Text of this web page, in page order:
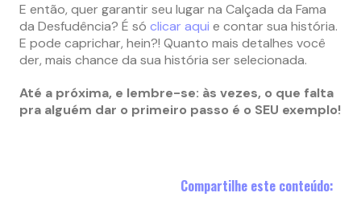
E então, quer garantir seu lugar na Calçada da Fama
da Desfudência? É só clicar aqui e contar sua história.
E pode caprichar, hein?! Quanto mais detalhes você
der, mais chance da sua história ser selecionada.
Até a próxima, e lembre-se: às vezes, o que falta
pra alguém dar o primeiro passo é o SEU exemplo!
Compartilhe este conteúdo: